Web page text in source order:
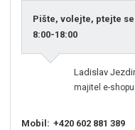
Pište, volejte, ptejte
8:00-18:00
Ladislav
majitel e-shopu
Mobil: +420 602 881 389